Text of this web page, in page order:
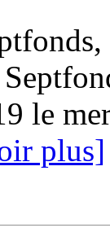
le
plus]